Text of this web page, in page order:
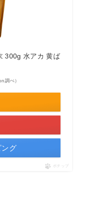
300g 水アカ 黄ば
調べ）
ング
ポチップ